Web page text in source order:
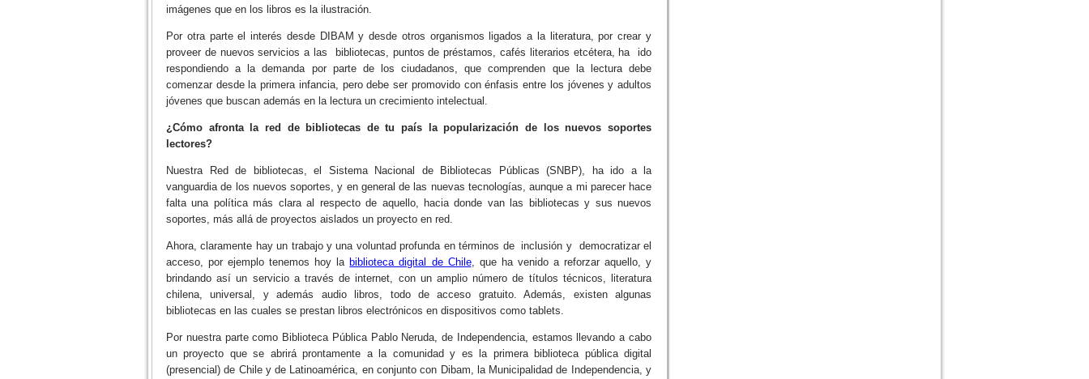
imágenes que en los libros es la ilustración.
Por otra parte el interés desde DIBAM y desde otros organismos ligados a la literatura, por crear y
proveer de nuevos servicios a las bibliotecas, puntos de préstamos, cafés literarios etcétera, ha ido
respondiendo a la demanda por parte de los ciudadanos, que comprenden que la lectura debe
comenzar desde la primera infancia, pero debe ser promovido con énfasis entre los jóvenes y adultos
jóvenes que buscan además en la lectura un crecimiento intelectual.
¿Cómo afronta la red de bibliotecas de tu país la popularización de los nuevos soportes
lectores?
Nuestra Red de bibliotecas, el Sistema Nacional de Bibliotecas Públicas (SNBP), ha ido a la
vanguardia de los nuevos soportes, y en general de las nuevas tecnologías, aunque a mi parecer hace
falta una política más clara al respecto de aquello, hacia donde van las bibliotecas y sus nuevos
soportes, más allá de proyectos aislados un proyecto en red.
Ahora, claramente hay un trabajo y una voluntad profunda en términos de inclusión y democratizar el
acceso, por ejemplo tenemos hoy la biblioteca digital de Chile, que ha venido a reforzar aquello, y
brindando así un servicio a través de internet, con un amplio número de títulos técnicos, literatura
chilena, universal, y además audio libros, todo de acceso gratuito. Además, existen algunas
bibliotecas en las cuales se prestan libros electrónicos en dispositivos como tablets.
Por nuestra parte como Biblioteca Pública Pablo Neruda, de Independencia, estamos llevando a cabo
un proyecto que se abrirá prontamente a la comunidad y es la primera biblioteca pública digital
(presencial) de Chile y de Latinoamérica, en conjunto con Dibam, la Municipalidad de Independencia, y